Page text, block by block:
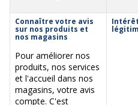
Connaître votre avis
sur nos produits et
nos magasins
Pour améliorer nos
produits, nos services
et l'accueil dans nos
magasins, votre avis
compte. C'est
Intérêt